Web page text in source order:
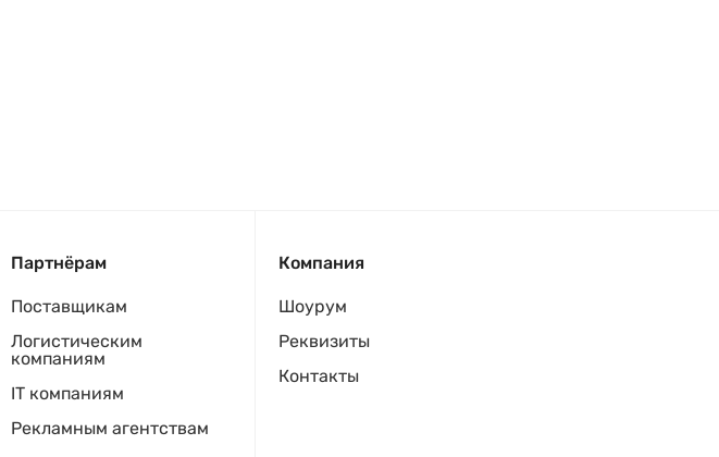
Партнёрам
Поставщикам
Логистическим
компаниям
IT компаниям
Рекламным агентствам
Компания
Шоурум
Реквизиты
Контакты